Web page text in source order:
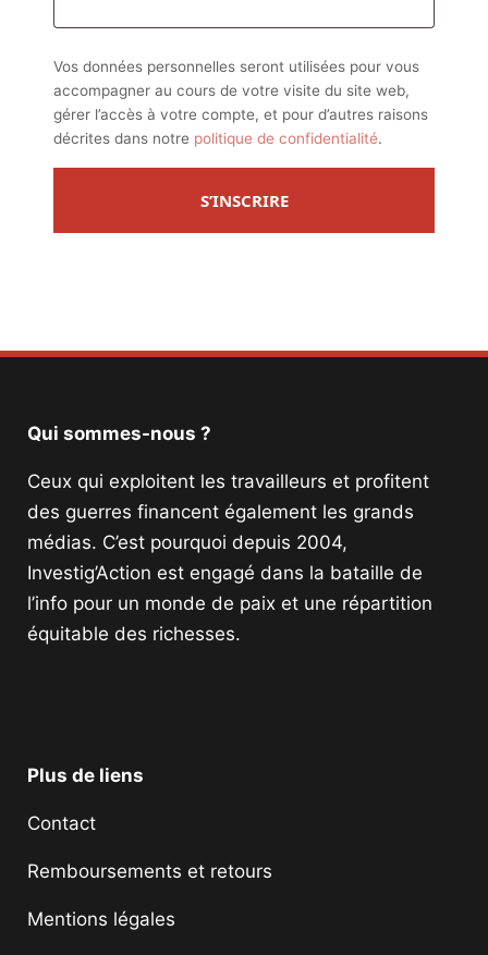
Vos données personnelles seront utilisées pour vous
accompagner au cours de votre visite du site web,
gérer l’accès à votre compte, et pour d’autres raisons
décrites dans notre politique de confidentialité.
S’INSCRIRE
Qui sommes-nous ?
Ceux qui exploitent les travailleurs et profitent
des guerres financent également les grands
médias. C’est pourquoi depuis 2004,
Investig’Action est engagé dans la bataille de
l’info pour un monde de paix et une répartition
équitable des richesses.
Plus de liens
Contact
Remboursements et retours
Mentions légales